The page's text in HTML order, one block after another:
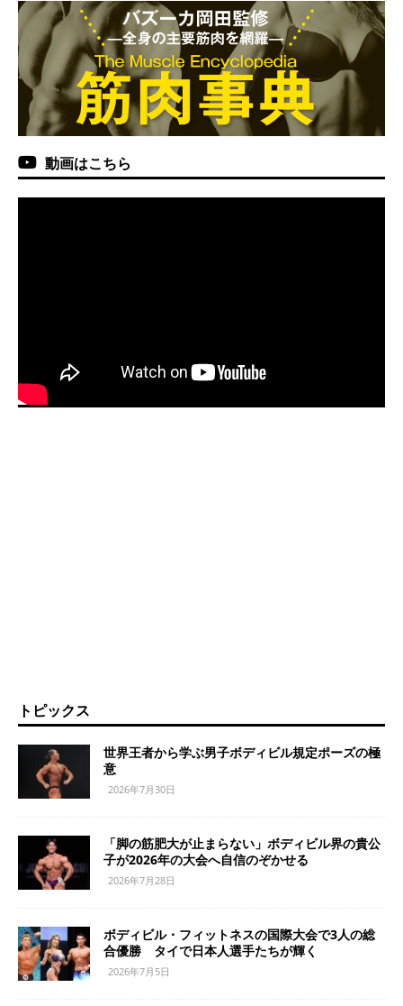
動画はこちら
トピックス
世界王者から学ぶ男子ボディビル規定ポーズの極
意
2026年7月30日
「脚の筋肥大が止まらない」ボディビル界の貴公
子が2026年の大会へ自信のぞかせる
2026年7月28日
ボディビル・フィットネスの国際大会で3人の総
合優勝 タイで日本人選手たちが輝く
2026年7月5日